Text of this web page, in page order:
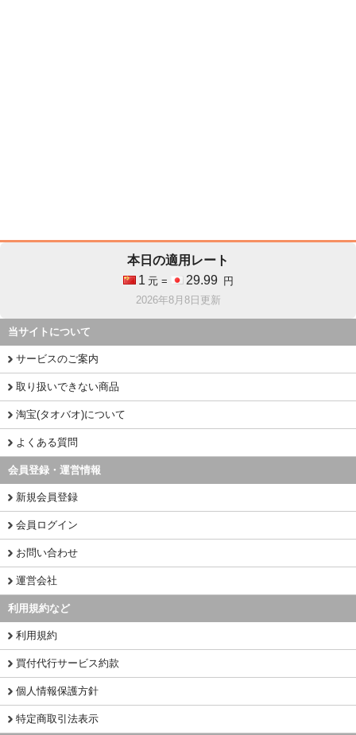
本日の適用レート
1 元 = 29.99
円
2026年8月8日更新
当サイトについて
サービスのご案内
取り扱いできない商品
淘宝(タオバオ)について
よくある質問
会員登録・運営情報
新規会員登録
会員ログイン
お問い合わせ
運営会社
利用規約など
利用規約
買付代行サービス約款
個人情報保護方針
特定商取引法表示